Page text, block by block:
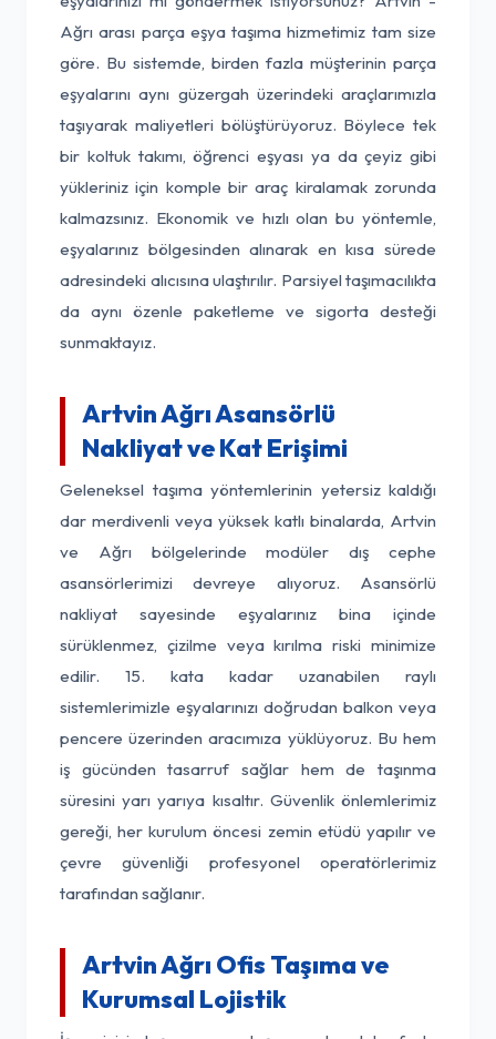
Ağrı arası parça eşya taşıma hizmetimiz tam size
göre. Bu sistemde, birden fazla müşterinin parça
eşyalarını aynı güzergah üzerindeki araçlarımızla
taşıyarak maliyetleri bölüştürüyoruz. Böylece tek
bir koltuk takımı, öğrenci eşyası ya da çeyiz gibi
yükleriniz için komple bir araç kiralamak zorunda
kalmazsınız. Ekonomik ve hızlı olan bu yöntemle,
eşyalarınız bölgesinden alınarak en kısa sürede
adresindeki alıcısına ulaştırılır. Parsiyel taşımacılıkta
da aynı özenle paketleme ve sigorta desteği
sunmaktayız.
Artvin Ağrı Asansörlü
Nakliyat ve Kat Erişimi
Geleneksel taşıma yöntemlerinin yetersiz kaldığı
dar merdivenli veya yüksek katlı binalarda, Artvin
ve Ağrı bölgelerinde modüler dış cephe
asansörlerimizi devreye alıyoruz. Asansörlü
nakliyat sayesinde eşyalarınız bina içinde
sürüklenmez, çizilme veya kırılma riski minimize
edilir. 15. kata kadar uzanabilen raylı
sistemlerimizle eşyalarınızı doğrudan balkon veya
pencere üzerinden aracımıza yüklüyoruz. Bu hem
iş gücünden tasarruf sağlar hem de taşınma
süresini yarı yarıya kısaltır. Güvenlik önlemlerimiz
gereği, her kurulum öncesi zemin etüdü yapılır ve
çevre güvenliği profesyonel operatörlerimiz
tarafından sağlanır.
Artvin Ağrı Ofis Taşıma ve
Kurumsal Lojistik